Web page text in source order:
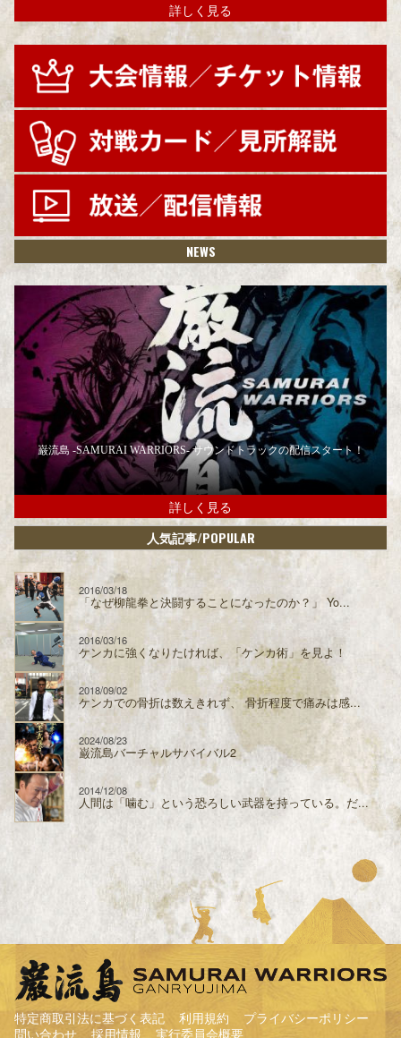
詳しく見る
NEWS
巌流島 -SAMURAI WARRIORS- サウンドトラックの配信スタート！
詳しく見る
人気記事/POPULAR
2016/03/18
「なぜ柳龍拳と決闘することになったのか？」 Yo...
2016/03/16
ケンカに強くなりたければ、「ケンカ術」を見よ！
2018/09/02
ケンカでの骨折は数えきれず、 骨折程度で痛みは感...
2024/08/23
巌流島バーチャルサバイバル2
2014/12/08
人間は「噛む」という恐ろしい武器を持っている。だ...
特定商取引法に基づく表記 利用規約
プライバシーポリシー
問い合わせ
採用情報 実行委員会概要